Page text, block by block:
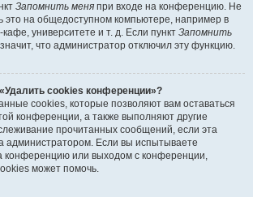
Запомнить меня при входе на конференцию. Не
это на общедоступном компьютере, например в
университете и т. д. Если пункт Запомнить
значит, что администратор отключил эту функцию.
cookies конференции»?
cookies, которые позволяют вам оставаться
конференции, а также выполняют другие
прочитанных сообщений, если эта
администратором. Если вы испытываете
конференцию или выходом с конференции,
может помочь.